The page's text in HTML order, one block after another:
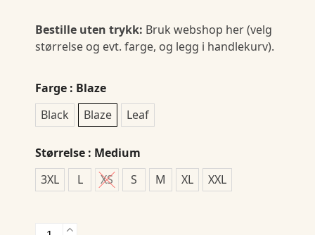
Bestille uten trykk: Bruk webshop her (velg
størrelse og evt. farge, og legg i handlekurv).
Farge : Blaze
Black
Blaze Leaf
Størrelse : Medium
3XL
L XS S M XL XXL
Adv